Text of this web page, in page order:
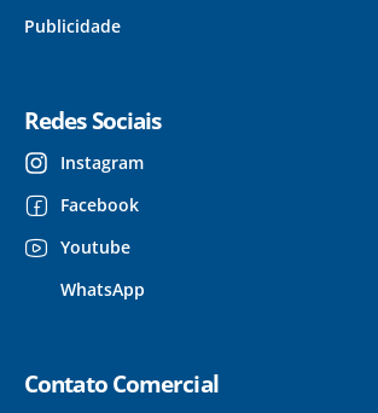
Publicidade
Redes Sociais
Instagram
Facebook
Youtube
WhatsApp
Contato Comercial